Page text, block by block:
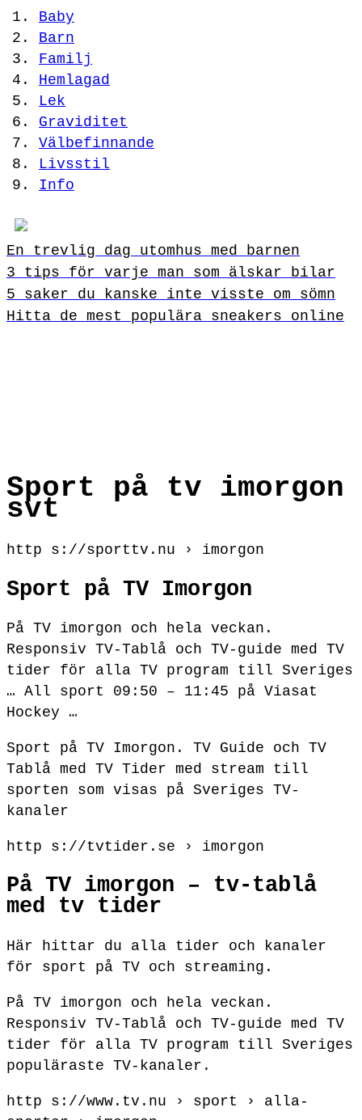
Baby
Barn
Familj
Hemlagad
Lek
Graviditet
Välbefinnande
Livsstil
Info
En trevlig dag utomhus med barnen
3 tips för varje man som älskar bilar
5 saker du kanske inte visste om sömn
Hitta de mest populära sneakers online
Sport på tv imorgon
svt
http s://sporttv.nu › imorgon
Sport på TV Imorgon
På TV imorgon och hela veckan.
Responsiv TV-Tablå och TV-guide med TV
tider för alla TV program till Sveriges
… All sport 09:50 – 11:45 på Viasat
Hockey …
Sport på TV Imorgon. TV Guide och TV
Tablå med TV Tider med stream till
sporten som visas på Sveriges TV-
kanaler
http s://tvtider.se › imorgon
På TV imorgon – tv-tablå
med tv tider
Här hittar du alla tider och kanaler
för sport på TV och streaming.
På TV imorgon och hela veckan.
Responsiv TV-Tablå och TV-guide med TV
tider för alla TV program till Sveriges
populäraste TV-kanaler.
http s://www.tv.nu › sport › alla-